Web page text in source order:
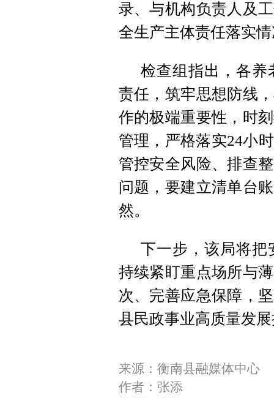
录、与机构负责人及
全生产主体责任落实
检查组指出，各养
责任，筑牢思想防线
作的极端重要性，时
管理，严格落实24小
管控安全风险、排查
问题，要建立清单台
然。
下一步，该局将把
持续紧盯重点场所与
次、完善应急保障，
县民政事业高质量发
来源：衡南县融媒体中心
作者：张添